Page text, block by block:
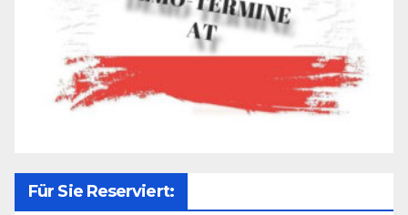
Für Sie Reserviert: